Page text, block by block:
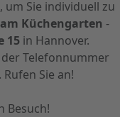
Sie individuell zu
Küchengarten -
15in Hannover.
Telefonnummer
Sie an!
Besuch!